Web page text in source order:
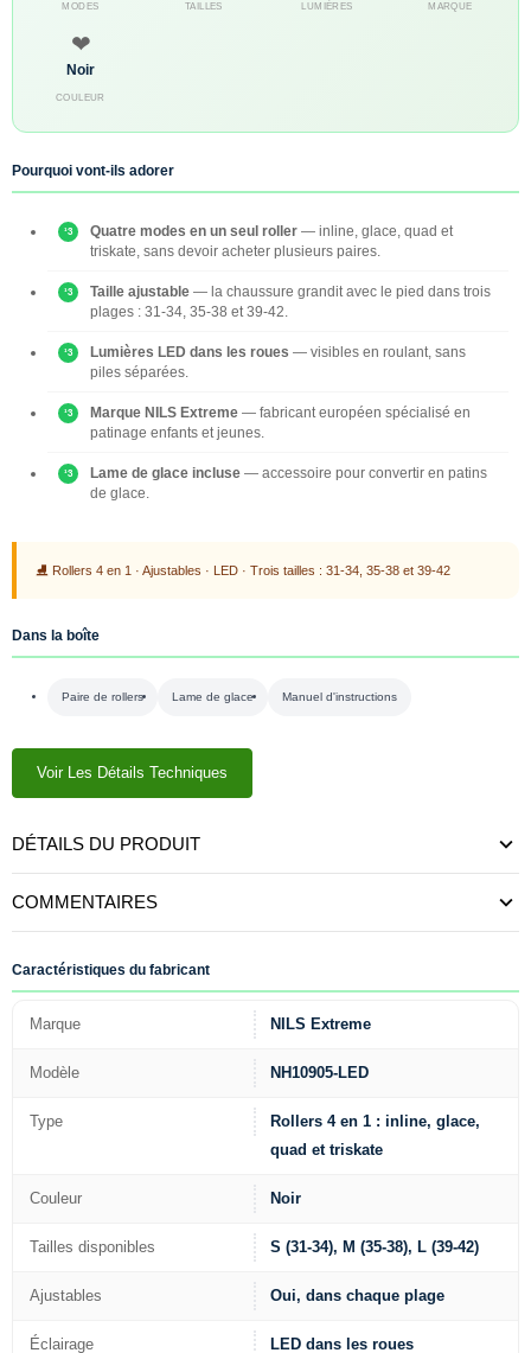
MODES TAILLES LUMIÈRES MARQUE
❤
Noir
COULEUR
Pourquoi vont-ils adorer
Quatre modes en un seul roller — inline, glace, quad et
triskate, sans devoir acheter plusieurs paires.
Taille ajustable — la chaussure grandit avec le pied dans trois
plages : 31-34, 35-38 et 39-42.
Lumières LED dans les roues — visibles en roulant, sans
piles séparées.
Marque NILS Extreme — fabricant européen spécialisé en
patinage enfants et jeunes.
Lame de glace incluse — accessoire pour convertir en patins
de glace.
⛸ Rollers 4 en 1 · Ajustables · LED · Trois tailles : 31-34, 35-38 et 39-42
Dans la boîte
Paire de rollers Lame de glace Manuel d'instructions
Voir Les Détails Techniques
DÉTAILS DU PRODUIT
COMMENTAIRES
Caractéristiques du fabricant
Marque NILS Extreme
Modèle NH10905-LED
Type
Rollers 4 en 1 : inline, glace,
quad et triskate
Couleur Noir
Tailles disponibles S (31-34), M (35-38), L (39-42)
Ajustables Oui, dans chaque plage
Éclairage LED dans les roues